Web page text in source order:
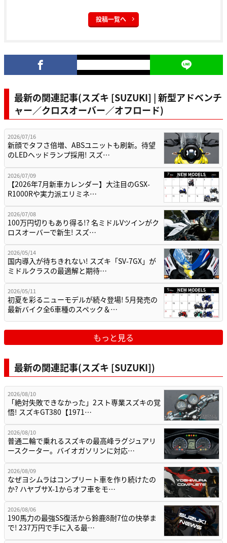
投稿一覧へ
最新の関連記事(スズキ [SUZUKI] | 新型アドベンチ
ャー／クロスオーバー／オフロード)
2026/07/16
新顔でタフさ倍増、ABSユニットも刷新。待望
のLEDヘッドランプ採用! スズ…
2026/07/09
【2026年7月新車カレンダー】大注目のGSX-
R1000Rや実力派エリミネ…
2026/07/08
100万円切りもあり得る!? 名ミドルVツインがク
ロスオーバーで新生! スズ…
2026/05/14
国内導入が待ちきれない! スズキ「SV-7GX」が
ミドルクラスの最適解と期待…
2026/05/11
初夏を彩るニューモデルが続々登場! 5月発売の
最新バイク全6車種のスペック＆…
もっと見る
最新の関連記事(スズキ [SUZUKI])
2026/08/10
「絶対失敗できなかった」2スト専業スズキの覚
悟! スズキGT380【1971…
2026/08/10
普通二輪で乗れるスズキの最高峰ラグジュアリ
ースクーター。バイオガソリンに対応…
2026/08/09
なぜヨシムラはコンプリート車を作り続けたの
か? ハヤブサX-1からオフ車をモ…
2026/08/06
190馬力の最強SS復活から鈴鹿8耐7位の快挙ま
で! 237万円で手に入る最…